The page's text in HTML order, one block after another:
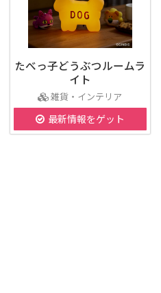
たべっ子どうぶつルームラ
イト
雑貨・インテリア
最新情報をゲット